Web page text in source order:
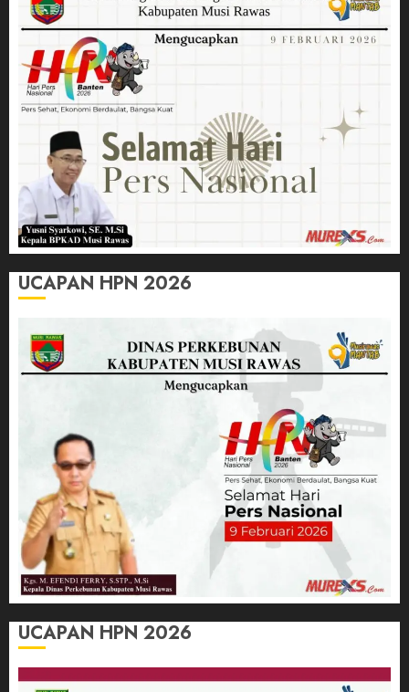
UCAPAN HPN 2026
UCAPAN HPN 2026